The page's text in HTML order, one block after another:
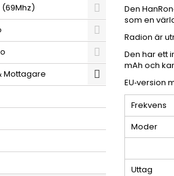
Mottagare
Den
som en
Radion är
Den har ett
mAh och
EU‑version
Frekvens
Moder
Uttag